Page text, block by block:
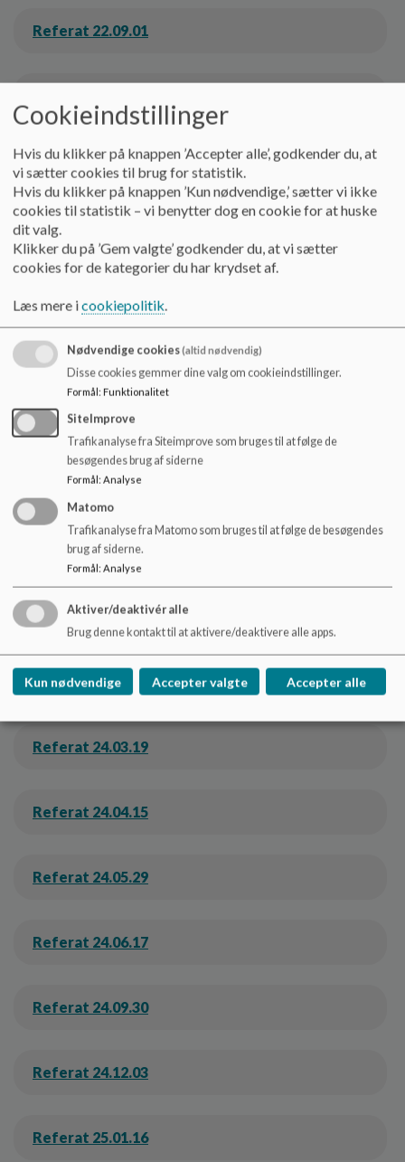
Referat 22.09.01
Referat 22.12.07
Referat 23.01.18
Referat 23.04.18
Referat 23.08.30
Referat 23.10.02
Referat 23.12.07
Referat 24.01.15
Referat 24.02.29
Referat 24.03.19
Referat 24.04.15
Referat 24.05.29
Referat 24.06.17
Referat 24.09.30
Referat 24.12.03
Referat 25.01.16
Cookieindstillinger
Hvis du klikker på knappen ’Accepter alle’, godkender du, at
vi sætter cookies til brug for statistik.
Hvis du klikker på knappen ’Kun nødvendige,’ sætter vi ikke
cookies til statistik – vi benytter dog en cookie for at huske
dit valg.
Klikker du på ’Gem valgte’ godkender du, at vi sætter
cookies for de kategorier du har krydset af.
Læs mere icookiepolitik.
Nødvendige cookies(altid nødvendig)
Disse cookies gemmer dine valg om cookieindstillinger.
Formål: Funktionalitet
SiteImprove
Trafikanalyse fra Siteimprove som bruges til at følge de
besøgendes brug af siderne
Formål : Analyse
Matomo
Trafikanalyse fra Matomo som bruges til at følge de besøgendes
brug af siderne.
Formål: Analyse
Aktiver/deaktivér alle
Brug denne kontakt til at aktivere/deaktivere alle apps.
Kun nødvendige Accepter valgte Accepter alle